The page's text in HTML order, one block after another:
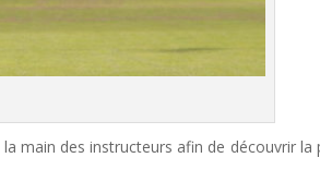
main des instructeurs afin de découvrir la